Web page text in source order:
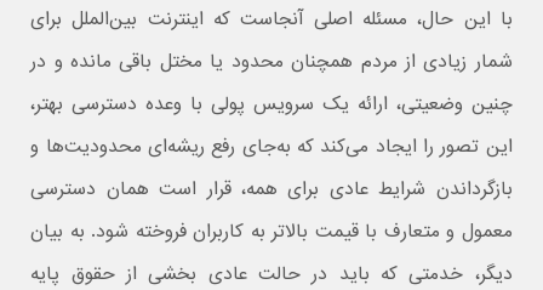
با این حال، مسئله اصلی آنجاست که اینترنت بین‌الملل برای
شمار زیادی از مردم همچنان محدود یا مختل باقی مانده و در
چنین وضعیتی، ارائه یک سرویس پولی با وعده دسترسی بهتر،
این تصور را ایجاد می‌کند که به‌جای رفع ریشه‌ای محدودیت‌ها و
بازگرداندن شرایط عادی برای همه، قرار است همان دسترسی
معمول و متعارف با قیمت بالاتر به کاربران فروخته شود. به بیان
دیگر، خدمتی که باید در حالت عادی بخشی از حقوق پایه